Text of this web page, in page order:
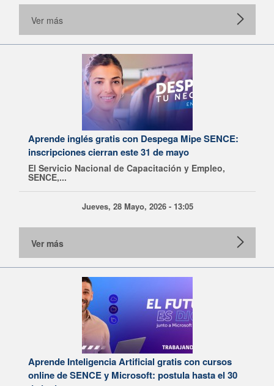
Ver más
Aprende inglés gratis con Despega Mipe SENCE:
inscripciones cierran este 31 de mayo
El Servicio Nacional de Capacitación y Empleo,
SENCE,...
Jueves, 28 Mayo, 2026 - 13:05
Ver más
Aprende Inteligencia Artificial gratis con cursos
online de SENCE y Microsoft: postula hasta el 30